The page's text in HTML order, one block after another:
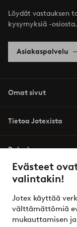
Evästeet
valintakin!
Jotex käyttää
välttämättömiä
mukauttamisen
Löydät vastauksen
kysymyksiä -
Asiakaspalvelu
Omat sivut
Tietoa Jotexista
Palvelumme
Ehdot
Ystävät